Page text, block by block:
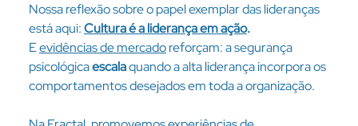
Nossa reflexão sobre o papel exemplar das lideranças
está aqui: Cultura é a liderança em ação.
E evidências de mercado reforçam: a segurança
psicológica escala quando a alta liderança incorpora os
comportamentos desejados em toda a organização.